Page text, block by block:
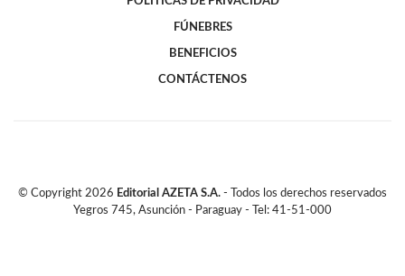
FÚNEBRES
BENEFICIOS
CONTÁCTENOS
© Copyright 2026 Editorial AZETA S.A. - Todos los derechos reservados
Yegros 745, Asunción - Paraguay - Tel: 41-51-000